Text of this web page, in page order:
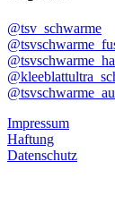
@tsv_schwarme
Impressum
Haftung
Datenschutz